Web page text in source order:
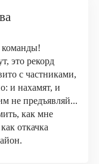
команды!
это рекорд
с частниками,
и нахамят, и
не предъявляй...
как мне
откачка